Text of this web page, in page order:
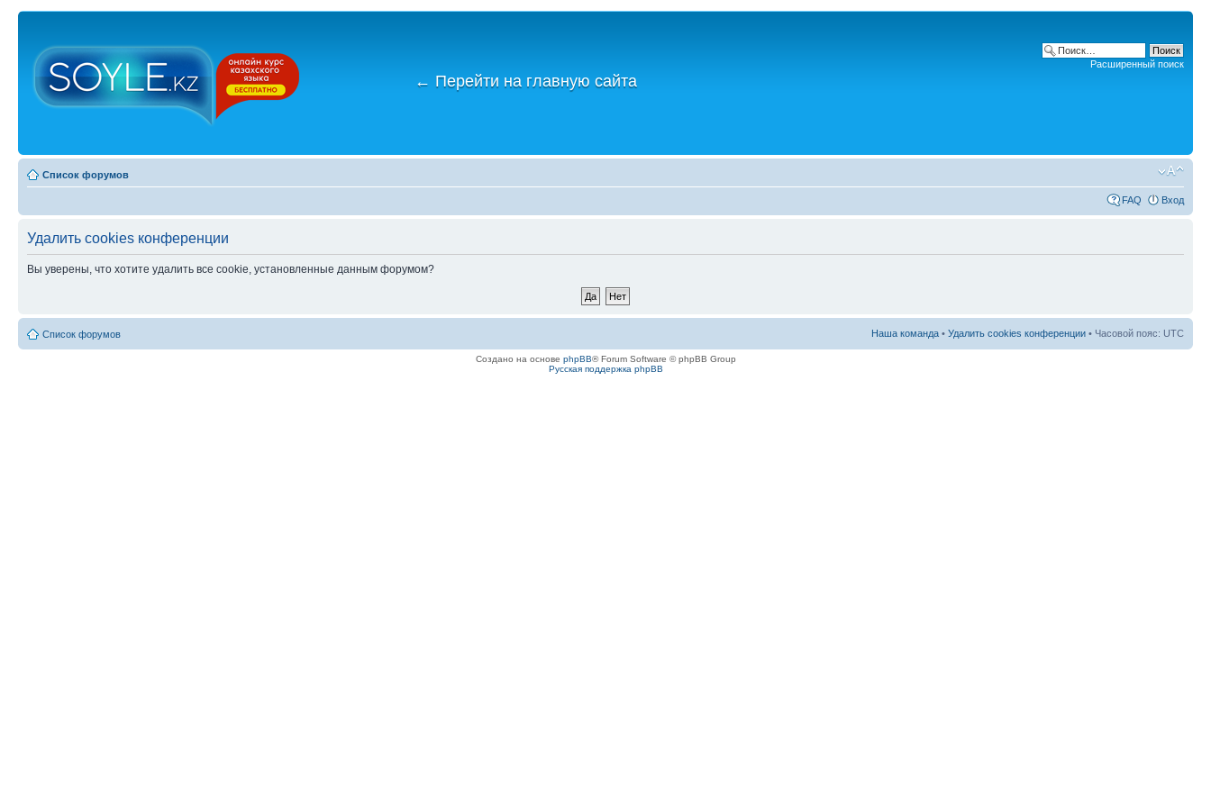
← Перейти на главную сайта
Расширенный поиск
Список форумов
FAQ Вход
Удалить cookies конференции
Вы уверены, что хотите удалить все cookie, установленные данным форумом?
Список форумов Наша команда • Удалить cookies конференции • Часовой пояс: UTC
Создано на основе phpBB® Forum Software © phpBB Group
Русская поддержка phpBB